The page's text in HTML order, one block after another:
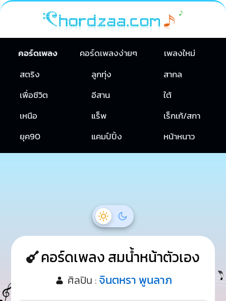
คอร์ดเพลง คอร์ดเพลงง่ายๆ
เพลงใหม่
สตริง
ลูกทุ่ง
สากล
เพื่อชีวิต
อีสาน
ใต้
เหนือ
แร็พ
เร็กเก้/สกา
ยุค90
แคมป์ปิ้ง หน้าหนาว
คอร์ดเพลง สมน้ำหน้าตัวเอง
ศิลปิน : จินตหรา พูนลาภ